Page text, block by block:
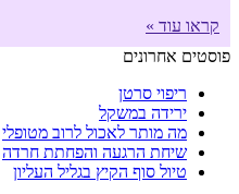
קראו עוד »
פוסטים אחרונים
ריפוי סרטן
ירידה במשקל
מה מותר לאכול לרוב מטופלי
שיחת הרגעה והפחתת חרדה
טיול סוף הקיץ בגליל העליון